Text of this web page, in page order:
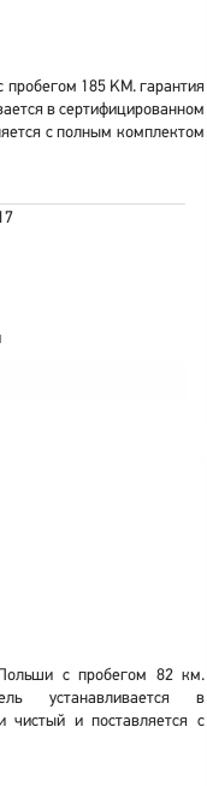
185 KM. гарантия
в сертифицированном
с полным комплектом
с пробегом 82 км.
устанавливается в
чистый и поставляется с